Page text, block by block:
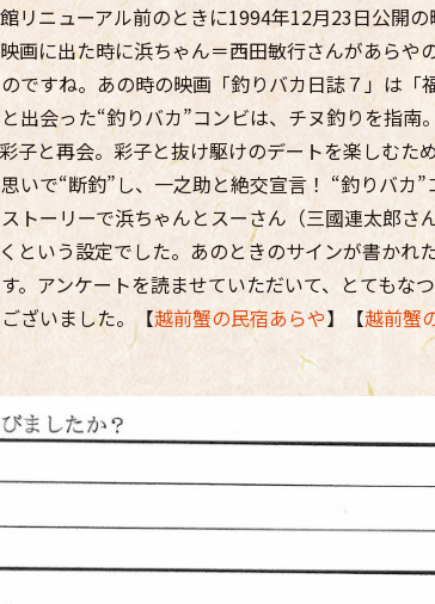
リニューアル前のときに1994年12月23日公開
画に出た時に浜ちゃん＝西田敏行さんがあらや
ですね。あの時の映画「釣りバカ日誌７」は「
出会った“釣りバカ”コンビは、チヌ釣りを指南
子と再会。彩子と抜け駆けのデートを楽しむた
いで“断釣”し、一之助と絶交宣言！ “釣りバカ”
トーリーで浜ちゃんとスーさん（三國連太郎さ
という設定でした。あのときのサインが書かれ
。アンケートを読ませていただいて、とてもな
ざいました。【越前蟹の民宿あらや】【越前蟹